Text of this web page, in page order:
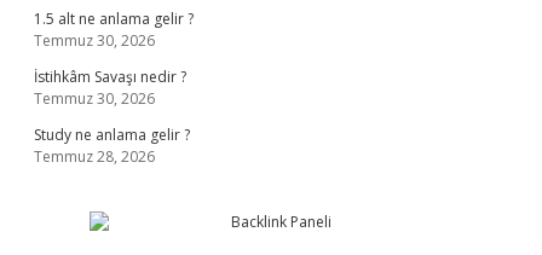
1.5 alt ne anlama gelir ?
Temmuz 30, 2026
İstihkâm Savaşı nedir ?
Temmuz 30, 2026
Study ne anlama gelir ?
Temmuz 28, 2026